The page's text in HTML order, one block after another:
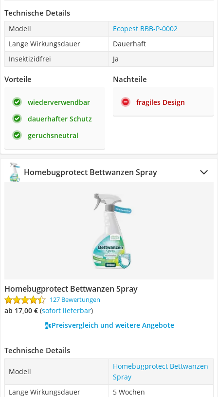
Technische Details
Modell
Ecopest BBB-P-0002
Lange Wirkungsdauer
Dauerhaft
Insektizidfrei
Ja
Vorteile
wiederverwendbar
dauerhafter Schutz
geruchsneutral
Nachteile
fragiles Design
Homebugprotect Bettwanzen Spray
Homebugprotect Bettwanzen Spray
127 Bewertungen
ab 17,00 € ( Sofort lieferbar)
Preisvergleich und weitere Angebote
Technische Details
Modell
Homebugprotect Bettwanzen
Spray
Lange Wirkungsdauer
5 Wochen